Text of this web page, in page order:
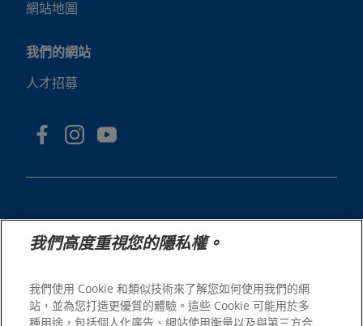
網站地圖
我們的網站
人才招募
本文所使用的商標僅指在美國註冊的商標；在其他地區的註
冊狀態可能有所不同。您使用本網站須遵守我們的條款。
我們高度重視您的隱私權。
我們使用 Cookie 和類似技術來了解您如何使用我們的網
站，並為您打造更優質的體驗。這些 Cookie 可能用於多
種用途，包括個人化廣告、網站使用衡量以及與第三方合